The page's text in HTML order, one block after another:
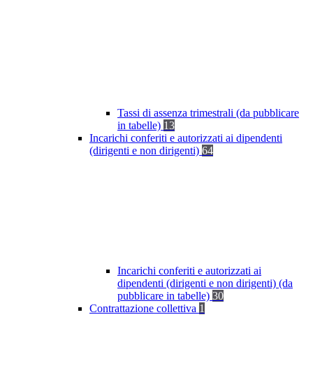
Tassi di assenza trimestrali (da pubblicare
in tabelle) 13
Incarichi conferiti e autorizzati ai dipendenti
(dirigenti e non dirigenti) 64
Incarichi conferiti e autorizzati ai
dipendenti (dirigenti e non dirigenti) (da
pubblicare in tabelle) 30
Contrattazione collettiva 1